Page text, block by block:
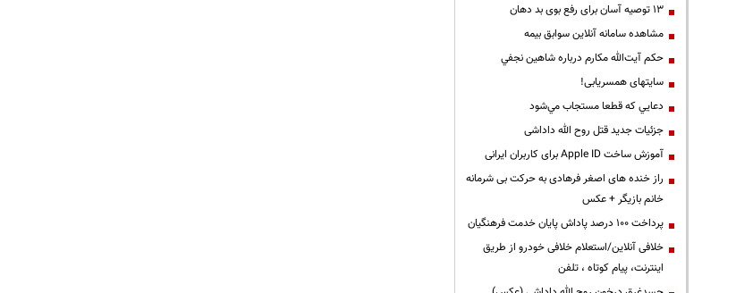
13 توصیه آسان برای رفع بوی بد دهان
مشاهده سامانه آنلاين سوابق بیمه
حكم آيت‌الله مكارم درباره شاهين نجفي
سایتهای همسریابی!
دعايي كه قطعا مستجاب مي‌شود
جزئیات جدید قتل روح الله داداشی
آموزش ساخت Apple ID برای کاربران ایرانی
راز خنده های اصغر فرهادی به حرکت بی شرمانه
خانم بازیگر + عکس
پرداخت ۱۰۰ درصد پاداش پایان خدمت فرهنگیان
خلافی آنلاین/استعلام خلافی خودرو از طریق
اینترنت، پیام کوتاه ، تلفن